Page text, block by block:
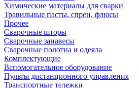
Химические материалы для сварки
Травильные пасты, спреи, флюсы
Прочее
Сварочные шторы
Сварочные занавесы
Сварочные полотна и одеяла
Комплектующие
Вспомогательное оборудование
Пульты дистанционного управления
Транспортные тележки